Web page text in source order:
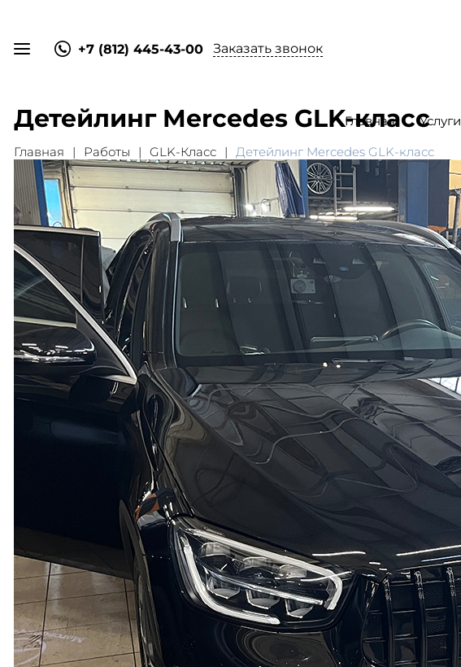
+7 (812) 445-43-00 Заказать звонок
Главная Услуги
Детейлинг Mercedes GLK-класс
Главная Работы GLK-Класс Детейлинг Mercedes GLK-класс